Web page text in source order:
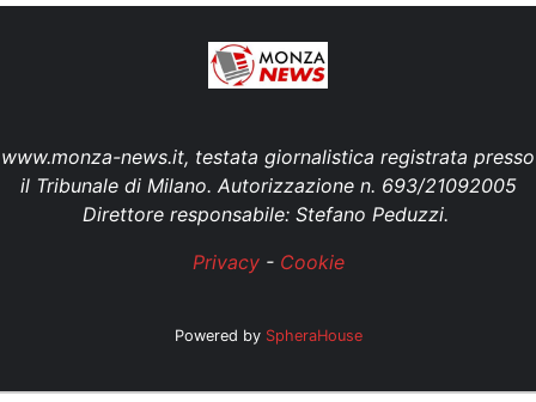
www.monza-news.it, testata giornalistica registrata presso
il Tribunale di Milano. Autorizzazione n. 693/21092005
Direttore responsabile: Stefano Peduzzi.
Privacy- Cookie
Powered by SpheraHouse